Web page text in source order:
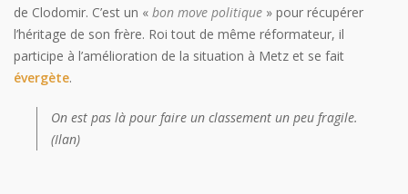
de Clodomir. C’est un « bon move politique » pour récupérer
l’héritage de son frère. Roi tout de même réformateur, il
participe à l’amélioration de la situation à Metz et se fait
évergète.
On est pas là pour faire un classement un peu fragile.
(Ilan)